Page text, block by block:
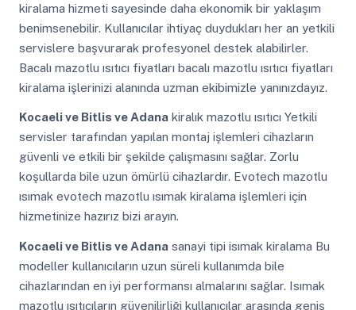
kiralama hizmeti sayesinde daha ekonomik bir yaklaşım
benimsenebilir. Kullanıcılar ihtiyaç duydukları her an yetkili
servislere başvurarak profesyonel destek alabilirler.
Bacalı mazotlu ısıtıcı fiyatları bacalı mazotlu ısıtıcı fiyatları
kiralama işlerinizi alanında uzman ekibimizle yanınızdayız.
Kocaeli ve Bitlis ve Adanakiralık mazotlu ısıtıcı Yetkili
servisler tarafından yapılan montaj işlemleri cihazların
güvenli ve etkili bir şekilde çalışmasını sağlar. Zorlu
koşullarda bile uzun ömürlü cihazlardır. Evotech mazotlu
ısımak evotech mazotlu ısımak kiralama işlemleri için
hizmetinize hazırız bizi arayın.
Kocaeli ve Bitlis ve Adanasanayi tipi isımak kiralama Bu
modeller kullanıcıların uzun süreli kullanımda bile
cihazlarından en iyi performansı almalarını sağlar. Isımak
mazotlu ısıtıcıların güvenilirliği kullanıcılar arasında geniş